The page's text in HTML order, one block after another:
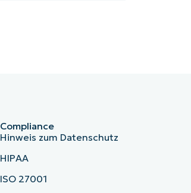
Compliance
Hinweis zum Datenschutz
HIPAA
ISO 27001